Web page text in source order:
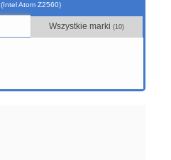
(Intel Atom Z2560)
Wszystkie marki(10)